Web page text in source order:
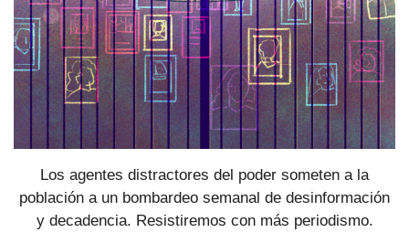
acerca
blog
contacto
Los agentes distractores del poder someten a la
población a un bombardeo semanal de desinformación
y decadencia. Resistiremos con más periodismo.